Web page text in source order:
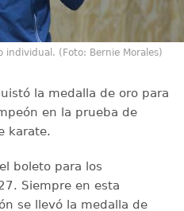
(Foto: Bernie Morales)
la medalla de oro para
en la prueba de
karate.
boleto para los
Siempre en esta
se llevó la medalla de